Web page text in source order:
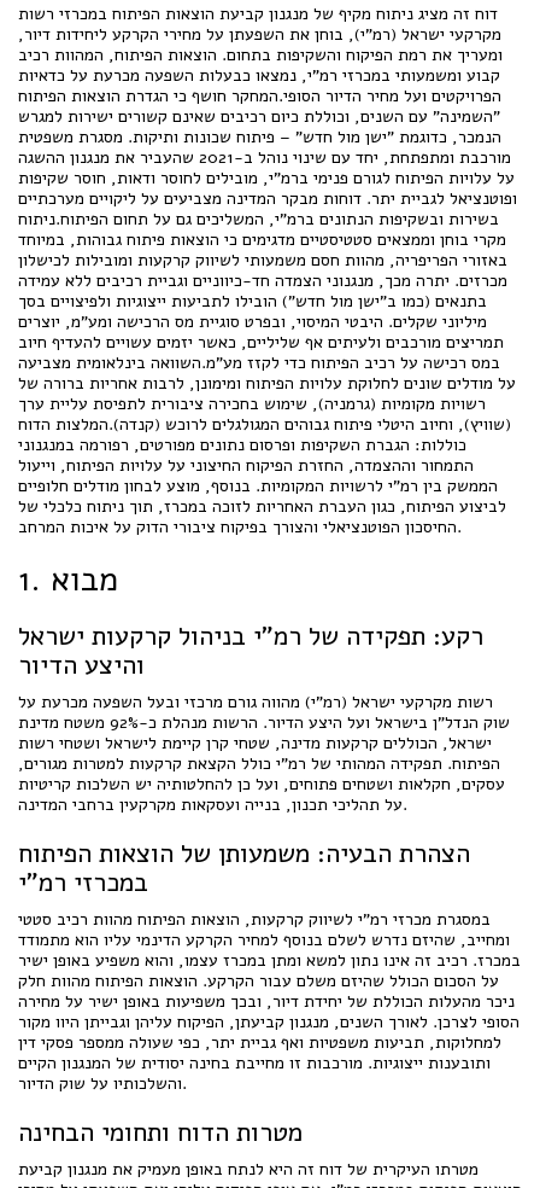
דוח זה מציג ניתוח מקיף של מנגנון קביעת הוצאות הפיתוח במכרזי רשות
מקרקעי ישראל (רמ"י), בוחן את השפעתן על מחירי הקרקע ליחידות דיור,
ומעריך את רמת הפיקוח והשקיפות בתחום. הוצאות הפיתוח, המהוות רכיב
קבוע ומשמעותי במכרזי רמ"י, נמצאו כבעלות השפעה מכרעת על כדאיות
הפרויקטים ועל מחיר הדיור הסופי.המחקר חושף כי הגדרת הוצאות הפיתוח
"השמינה" עם השנים, וכוללת כיום רכיבים שאינם קשורים ישירות למגרש
הנמכר, כדוגמת "ישן מול חדש" – פיתוח שכונות ותיקות. מסגרת משפטית
מורכבת ומתפתחת, יחד עם שינוי נוהל ב-2021 שהעביר את מנגנון ההשגה
על עלויות הפיתוח לגורם פנימי ברמ"י, מובילים לחוסר ודאות, חוסר שקיפות
ופוטנציאל לגביית יתר. דוחות מבקר המדינה מצביעים על ליקויים מערכתיים
בשירות ובשקיפות הנתונים ברמ"י, המשליכים גם על תחום הפיתוח.ניתוח
מקרי בוחן וממצאים סטטיסטיים מדגימים כי הוצאות פיתוח גבוהות, במיוחד
באזורי הפריפריה, מהוות חסם משמעותי לשיווק קרקעות ומובילות לכישלון
מכרזים. יתרה מכך, מנגנוני הצמדה חד-כיווניים וגביית רכיבים ללא עמידה
בתנאים (כמו ב"ישן מול חדש") הובילו לתביעות ייצוגיות ולפיצויים בסך
מיליוני שקלים. היבטי המיסוי, ובפרט סוגיית מס הרכישה ומע"מ, יוצרים
תמריצים מורכבים ולעיתים אף שליליים, כאשר יזמים עשויים להעדיף חיוב
במס רכישה על רכיב הפיתוח כדי לקזז מע"מ.השוואה בינלאומית מצביעה
על מודלים שונים לחלוקת עלויות הפיתוח ומימונן, לרבות אחריות ברורה של
רשויות מקומיות (גרמניה), שימוש בחכירה ציבורית לתפיסת עליית ערך
(שוויץ), וחיוב היטלי פיתוח גבוהים המגולגלים לרוכש (קנדה).המלצות הדוח
כוללות: הגברת השקיפות ופרסום נתונים מפורטים, רפורמה במנגנוני
התמחור וההצמדה, החזרת הפיקוח החיצוני על עלויות הפיתוח, וייעול
הממשק בין רמ"י לרשויות המקומיות. בנוסף, מוצע לבחון מודלים חלופיים
לביצוע הפיתוח, כגון העברת האחריות לזוכה במכרז, תוך ניתוח כלכלי של
החיסכון הפוטנציאלי והצורך בפיקוח ציבורי הדוק על איכות המרחב.
1. מבוא
רקע: תפקידה של רמ"י בניהול קרקעות ישראל
והיצע הדיור
רשות מקרקעי ישראל (רמ"י) מהווה גורם מרכזי ובעל השפעה מכרעת על
שוק הנדל"ן בישראל ועל היצע הדיור. הרשות מנהלת כ-92% משטח מדינת
ישראל, הכוללים קרקעות מדינה, שטחי קרן קיימת לישראל ושטחי רשות
הפיתוח. תפקידה המהותי של רמ"י כולל הקצאת קרקעות למטרות מגורים,
עסקים, חקלאות ושטחים פתוחים, ועל כן להחלטותיה יש השלכות קריטיות
על תהליכי תכנון, בנייה ועסקאות מקרקעין ברחבי המדינה.
הצהרת הבעיה: משמעותן של הוצאות הפיתוח
במכרזי רמ"י
במסגרת מכרזי רמ"י לשיווק קרקעות, הוצאות הפיתוח מהוות רכיב סטטי
ומחייב, שהיזם נדרש לשלם בנוסף למחיר הקרקע הדינמי עליו הוא מתמודד
במכרז. רכיב זה אינו נתון למשא ומתן במכרז עצמו, והוא משפיע באופן ישיר
על הסכום הכולל שהיזם משלם עבור הקרקע. הוצאות הפיתוח מהוות חלק
ניכר מהעלות הכוללת של יחידת דיור, ובכך משפיעות באופן ישיר על מחירה
הסופי לצרכן. לאורך השנים, מנגנון קביעתן, הפיקוח עליהן וגבייתן היוו מקור
למחלוקות, תביעות משפטיות ואף גביית יתר, כפי שעולה ממספר פסקי דין
ותובענות ייצוגיות. מורכבות זו מחייבת בחינה יסודית של המנגנון הקיים
והשלכותיו על שוק הדיור.
מטרות הדוח ותחומי הבחינה
מטרתו העיקרית של דוח זה היא לנתח באופן מעמיק את מנגנון קביעת